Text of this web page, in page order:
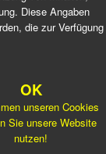
Knoll, Stufe 4 (Gold-
Diese Angaben
die zur Verfügung
OK
unseren Cookies
Sie unsere Website
nutzen!